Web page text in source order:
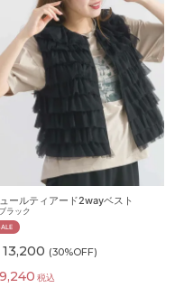
ールティアード2wayベスト
ブラック
13,200 (30%OFF)
9,240 税込